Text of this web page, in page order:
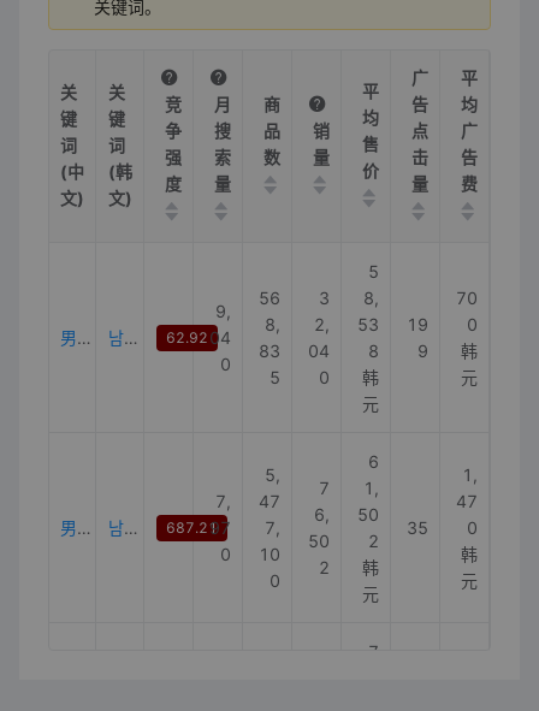
关键词。
关
键
词
(中
文)
关
键
词
(韩
文)
竞
争
强
度
月
搜
索
量
商
品
数
销
量
平
均
售
价
广
告
点
击
量
平
均
广
告
费
男士亚麻衬衫 남성린넨셔츠 62.92
9,
04
0
56
8,
83
5
3
2,
04
0
5
8,
53
8
韩
元
19
9
70
0
韩
元
男士短袖衬衫 남성반팔셔츠 687.21
7,
97
0
5,
47
7,
10
0
7
6,
50
2
6
1,
50
2
韩
元
35
1,
47
0
韩
元
7